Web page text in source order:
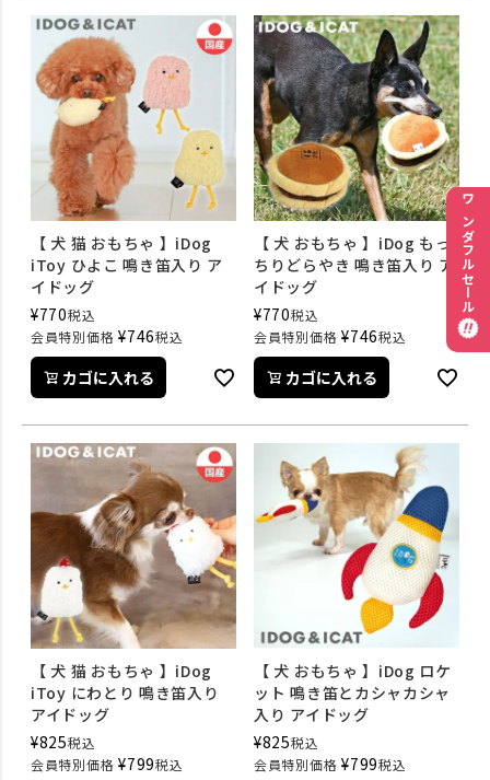
【 犬 猫 おもちゃ 】iDog
iToy ひよこ 鳴き笛入り ア
イドッグ
¥770税込
会員特別価格 ¥746税込
カゴに入れる
【 犬 おもちゃ 】iDog もっ
ちりどらやき 鳴き笛入り ア
イドッグ
¥770税込
会員特別価格 ¥746税込
カゴに入れる
【 犬 猫 おもちゃ 】iDog
iToy にわとり 鳴き笛入り
アイドッグ
¥825税込
会員特別価格 ¥799税込
【 犬 おもちゃ 】iDog ロケ
ット 鳴き笛とカシャカシャ
入り アイドッグ
¥825税込
会員特別価格 ¥799税込
ワンダフルセール